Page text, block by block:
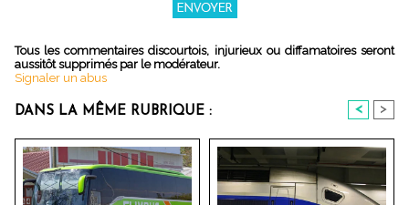
Tous les commentaires discourtois, injurieux ou diffamatoires seront
aussitôt supprimés par le modérateur.
Signaler un abus
DANS LA MÊME RUBRIQUE : < >